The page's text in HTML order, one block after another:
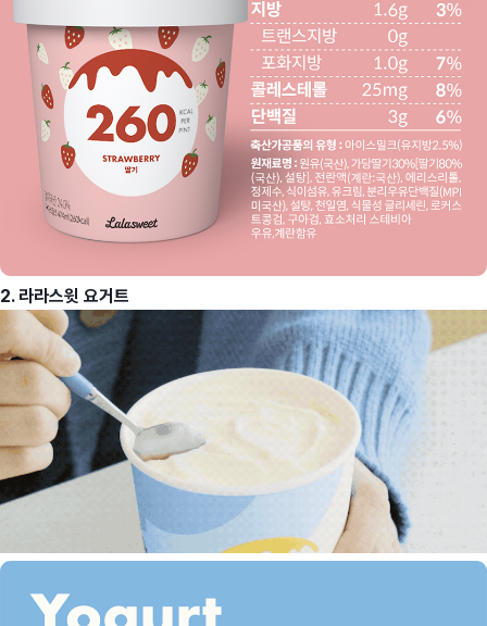
2. 라라스윗 요거트